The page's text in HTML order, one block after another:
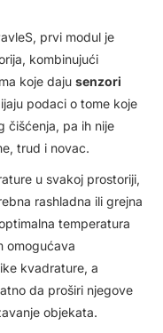
prvi modul je
kombinujući
koje daju senzori
podaci o tome koje
čišćenja, pa ih nije
trud i novac.
u svakoj prostoriji,
rashladna ili grejna
temperatura
omogućava
kvadrature, a
da proširi njegove
objekata.